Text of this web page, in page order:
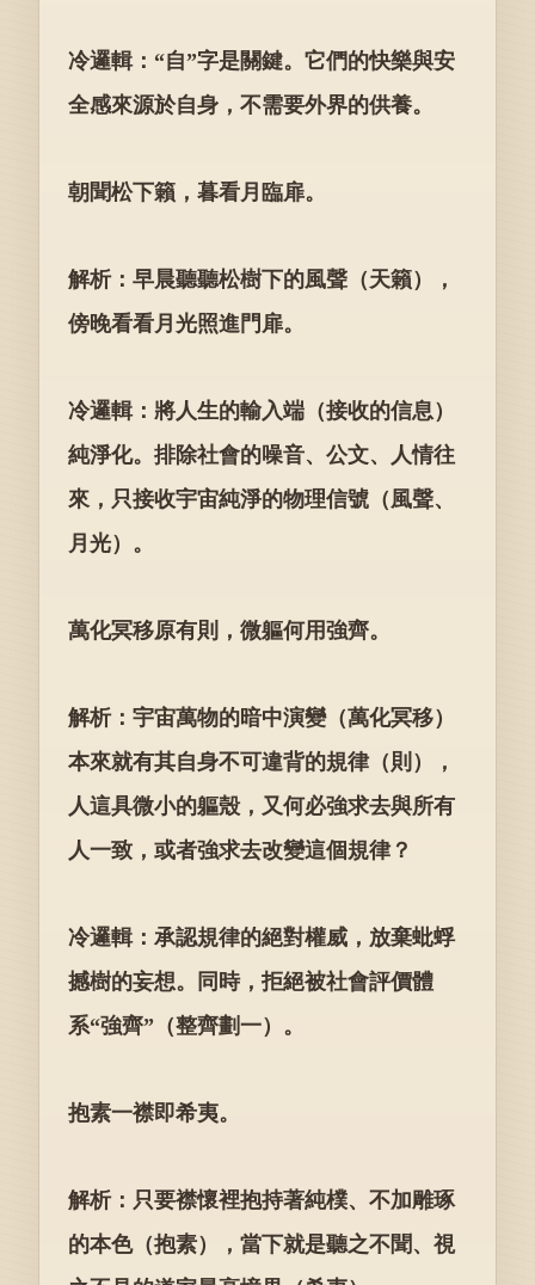
冷邏輯：“自”字是關鍵。它們的快樂與安
全感來源於自身，不需要外界的供養。
朝聞松下籟，暮看月臨扉。
解析：早晨聽聽松樹下的風聲（天籟），
傍晚看看月光照進門扉。
冷邏輯：將人生的輸入端（接收的信息）
純淨化。排除社會的噪音、公文、人情往
來，只接收宇宙純淨的物理信號（風聲、
月光）。
萬化冥移原有則，微軀何用強齊。
解析：宇宙萬物的暗中演變（萬化冥移）
本來就有其自身不可違背的規律（則），
人這具微小的軀殼，又何必強求去與所有
人一致，或者強求去改變這個規律？
冷邏輯：承認規律的絕對權威，放棄蚍蜉
撼樹的妄想。同時，拒絕被社會評價體
系“強齊”（整齊劃一）。
抱素一襟即希夷。
解析：只要襟懷裡抱持著純樸、不加雕琢
的本色（抱素），當下就是聽之不聞、視